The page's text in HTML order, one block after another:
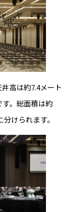
高は約7.4メート
。総面積は約
けられます。